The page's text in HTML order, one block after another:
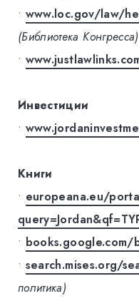
• www.loc.gov/law/
(Библиотека Конгресса)
•
Инвестиции
•
Книги
• europeana.eu/
• books.google.com/
• search.mises.org/
политика)